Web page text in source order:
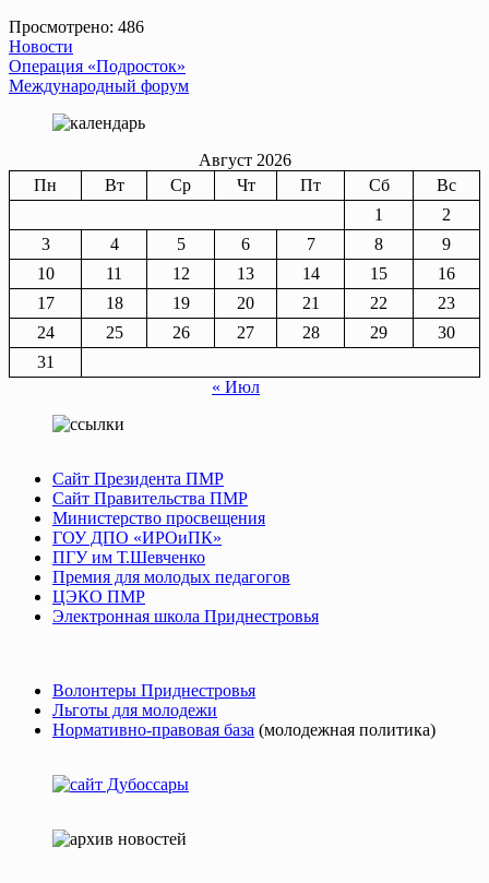
Просмотрено: 486
Новости
Навигация
по
записям
Операция «Подросток»
Международный форум
Август 2026
Пн
Вт Ср Чт Пт Сб
Вс
1
2
3
4 5 6 7 8
9
10
11 12 13 14 15
16
17
18 19 20 21 22
23
24
25 26 27 28 29
30
31
« Июл
Сайт Президента ПМР
Сайт Правительства ПМР
Министерство просвещения
ГОУ ДПО «ИРОиПК»
ПГУ им Т.Шевченко
Премия для молодых педагогов
ЦЭКО ПМР
Электронная школа Приднестровья
Волонтеры Приднестровья
Льготы для молодежи
Нормативно-правовая база (молодежная политика)